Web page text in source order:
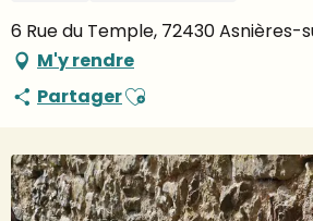
6 Rue du Temple, 72430 Asnières-
M'y rendre
PartagerAjouter aux favoris